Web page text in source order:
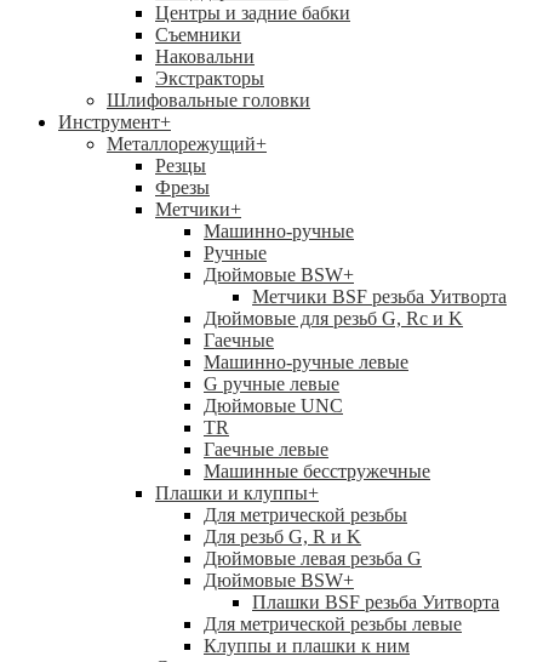
Центры и задние бабки
Съемники
Наковальни
Экстракторы
Шлифовальные головки
Инструмент+
Металлорежущий+
Резцы
Фрезы
Метчики+
Машинно-ручные
Ручные
Дюймовые BSW+
Метчики BSF резьба Уитворта
Дюймовые для резьб G, Rc и K
Гаечные
Машинно-ручные левые
G ручные левые
Дюймовые UNC
TR
Гаечные левые
Машинные бесстружечные
Плашки и клуппы+
Для метрической резьбы
Для резьб G, R и K
Дюймовые левая резьба G
Дюймовые BSW+
Плашки BSF резьба Уитворта
Для метрической резьбы левые
Клуппы и плашки к ним